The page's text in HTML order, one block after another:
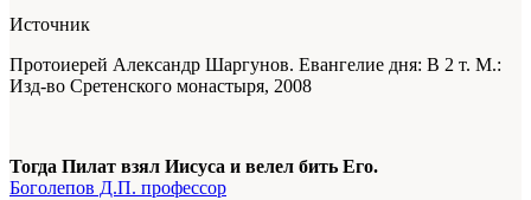
Источник
Протоиерей Александр Шаргунов. Евангелие дня: В 2 т. М.:
Изд-во Сретенского монастыря, 2008
Тогда Пилат взял Иисуса и велел бить Его.
Боголепов Д.П. профессор